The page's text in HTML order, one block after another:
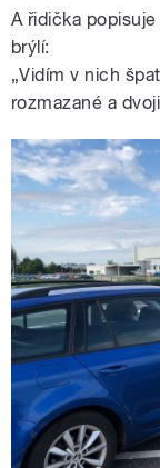
A řidička
brýlí:
„Vidím v nich
rozmazané a